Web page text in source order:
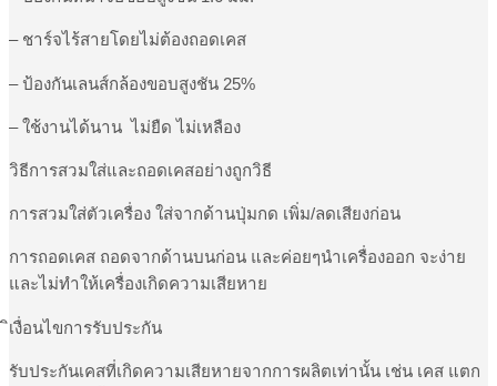
– ชาร์จไร้สายโดยไม่ต้องถอดเคส
– ป้องกันเลนส์กล้องขอบสูงชัน 25%
– ใช้งานได้นาน ไม่ยืด ไม่เหลือง
วิธีการสวมใส่และถอดเคสอย่างถูกวิธี
การสวมใส่ตัวเครื่อง ใส่จากด้านปุ่มกด เพิ่ม/ลดเสียงก่อน
การถอดเคส ถอดจากด้านบนก่อน และค่อยๆนำเครื่องออก จะง่าย
และไม่ทำให้เครื่องเกิดความเสียหาย
ิเงื่อนไขการรับประกัน
รับประกันเคสที่เกิดความเสียหายจากการผลิตเท่านั้น เช่น เคส แตก